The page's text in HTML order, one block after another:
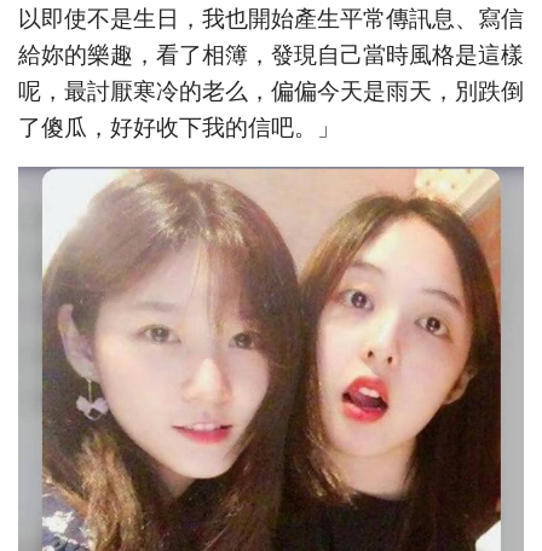
以即使不是生日，我也開始產生平常傳訊息、寫信
給妳的樂趣，看了相簿，發現自己當時風格是這樣
呢，最討厭寒冷的老么，偏偏今天是雨天，別跌倒
了傻瓜，好好收下我的信吧。」